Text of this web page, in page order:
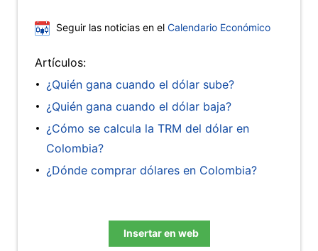
Seguir las noticias en el Calendario Económico
Artículos:
¿Quién gana cuando el dólar sube?
¿Quién gana cuando el dólar baja?
¿Cómo se calcula la TRM del dólar en
Colombia?
¿Dónde comprar dólares en Colombia?
Insertar en web